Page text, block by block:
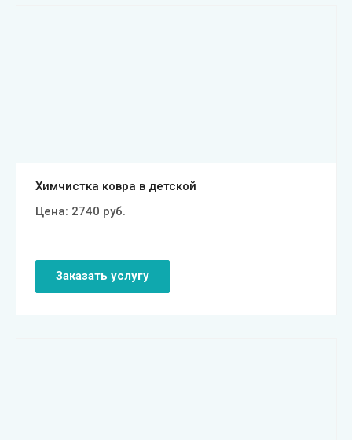
Химчистка ковра в детской
Цена: 2740 руб.
Заказать услугу